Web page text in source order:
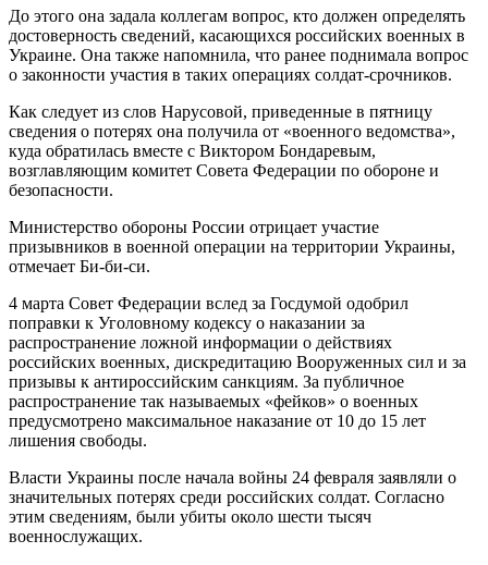
До этого она задала коллегам вопрос, кто должен определять
достоверность сведений, касающихся российских военных в
Украине. Она также напомнила, что ранее поднимала вопрос
о законности участия в таких операциях солдат-срочников.
Как следует из слов Нарусовой, приведенные в пятницу
сведения о потерях она получила от «военного ведомства»,
куда обратилась вместе с Виктором Бондаревым,
возглавляющим комитет Совета Федерации по обороне и
безопасности.
Министерство обороны России отрицает участие
призывников в военной операции на территории Украины,
отмечает Би-би-си.
4 марта Совет Федерации вслед за Госдумой одобрил
поправки к Уголовному кодексу о наказании за
распространение ложной информации о действиях
российских военных, дискредитацию Вооруженных сил и за
призывы к антироссийским санкциям. За публичное
распространение так называемых «фейков» о военных
предусмотрено максимальное наказание от 10 до 15 лет
лишения свободы.
Власти Украины после начала войны 24 февраля заявляли о
значительных потерях среди российских солдат. Согласно
этим сведениям, были убиты около шести тысяч
военнослужащих.